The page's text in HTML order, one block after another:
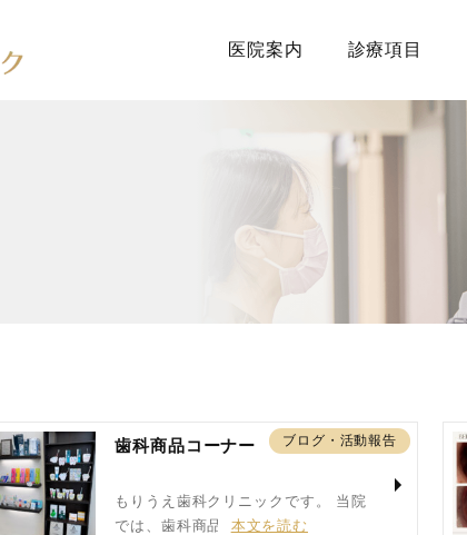
医院案内 診療項目
歯科商品コーナー
もりうえ歯科クリニックです。 当院
では、歯科商品コ…
ブログ・活動報告